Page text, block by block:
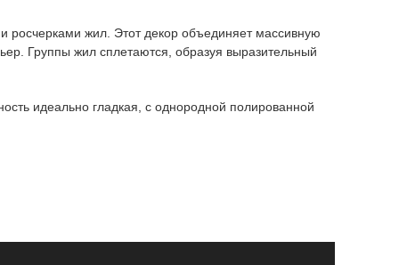
жил. Этот декор объединяет массивную
Группы жил сплетаются, образуя выразительный
идеально гладкая, с однородной полированной